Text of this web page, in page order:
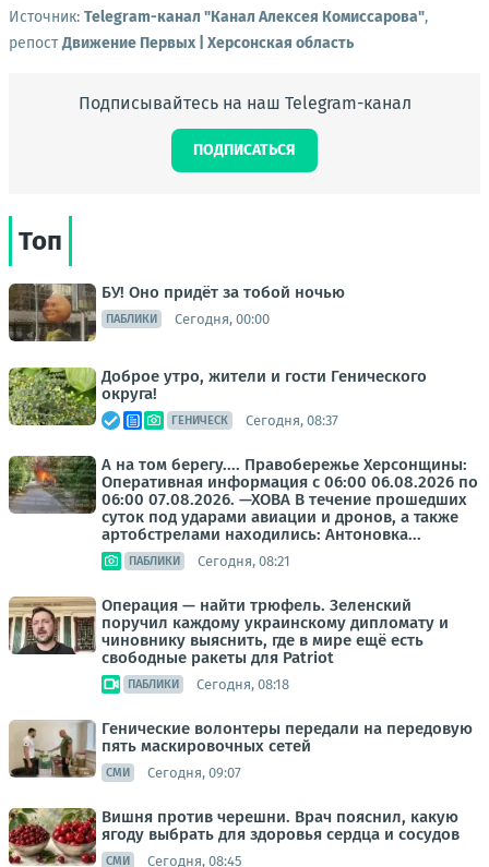
Источник: Telegram-канал "Канал Алексея Комиссарова",
репостДвижение Первых | Херсонская область
Подписывайтесь на наш Telegram-канал
ПОДПИСАТЬСЯ
Топ
БУ! Оно придёт за тобой ночью
ПАБЛИКИ Сегодня, 00:00
Доброе утро, жители и гости Генического
округа!
ГЕНИЧЕСК Сегодня, 08:37
А на том берегу.... Правобережье Херсонщины:
Оперативная информация с 06:00 06.08.2026 по
06:00 07.08.2026. —ХОВА В течение прошедших
суток под ударами авиации и дронов, а также
артобстрелами находились: Антоновка...
ПАБЛИКИ Сегодня, 08:21
Операция — найти трюфель. Зеленский
поручил каждому украинскому дипломату и
чиновнику выяснить, где в мире ещё есть
свободные ракеты для Patriot
ПАБЛИКИ Сегодня, 08:18
Генические волонтеры передали на передовую
пять маскировочных сетей
СМИ Сегодня, 09:07
Вишня против черешни. Врач пояснил, какую
ягоду выбрать для здоровья сердца и сосудов
СМИ Сегодня, 08:45